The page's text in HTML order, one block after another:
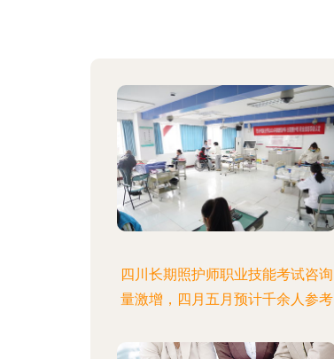
四川长期照护师职业技能考试咨询
量激增，四月五月预计千余人参考